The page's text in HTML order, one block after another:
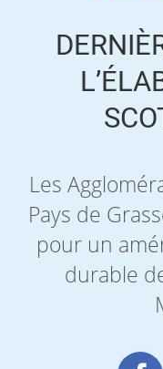
Les
Pays de
pour un
durable